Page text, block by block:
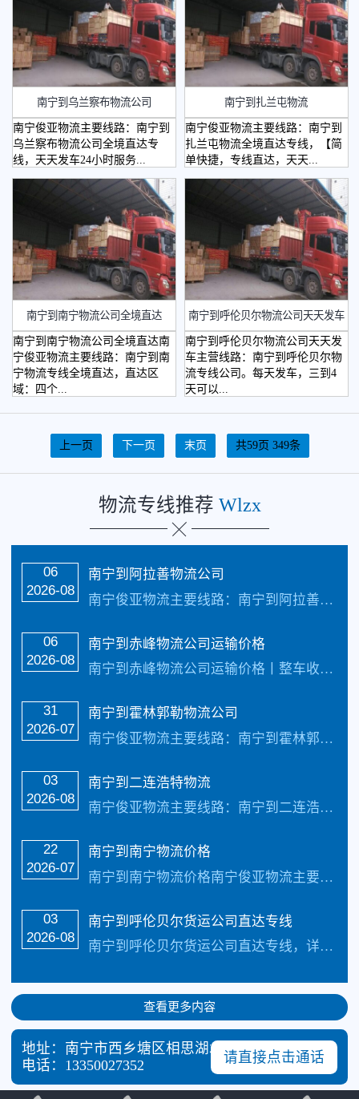
南宁到乌兰察布物流公司
南宁俊亚物流主要线路：南宁到
乌兰察布物流公司全境直达专
线，天天发车24小时服务...
南宁到扎兰屯物流
南宁俊亚物流主要线路：南宁到
扎兰屯物流全境直达专线，【简
单快捷，专线直达，天天...
​南宁到南宁物流公司全境直达
南宁到南宁物流公司全境直达南
宁俊亚物流主要线路：南宁到南
宁物流专线全境直达，直达区
域：四个...
​南宁到呼伦贝尔物流公司天天发车
南宁到呼伦贝尔物流公司天天发
车主营线路：南宁到呼伦贝尔物
流专线公司。每天发车，三到4
天可以...
上一页 下一页 末页 共59页 349条
物流专线推荐 Wlzx
06
2026-08
南宁到阿拉善物流公司
南宁俊亚物流主要线路：南宁到阿拉善物流公司全境直达专线，天天发车24小时服务热线电话：（133-5002-3601）2-3天可以安全把货物送货到以下地址：南宁市、包头市、乌海市、赤峰市、通辽市、鄂尔多斯市、呼伦贝尔市、巴彦淖尔市、乌兰察布市、兴安盟、锡林郭勒盟、阿拉善盟、霍林郭勒市、满洲里市、牙克石市、扎兰...…
06
2026-08
南宁到赤峰物流公司运输价格
南宁到赤峰物流公司运输价格丨整车收费报价南宁到赤峰物流专线公司的服务承接搬家及物流专线业务、货物仓储和暂存、中转、承接整车、零担业务、货物运输保险、商品打包，订做封闭、半封闭、纸箱包装、木箱包装、为个人和公司提供长途搬家业务、贵重物品、展会物资、易碎品软包装运输、办理如画报、彩画以及手工油画的包装运输业务 、普通、高级...…
31
2026-07
南宁到霍林郭勒物流公司
南宁俊亚物流主要线路：南宁到霍林郭勒物流公司全境直达专线，天天发车24小时服务热线电话：（133-5002-3601）2-3天可以安全把货物送货到以下地址：南宁市、包头市、乌海市、赤峰市、通辽市、鄂尔多斯市、呼伦贝尔市、巴彦淖尔市、乌兰察布市、兴安盟、锡林郭勒盟、阿拉善盟、霍林郭勒市、满洲里市、牙克石市、扎...…
03
2026-08
南宁到二连浩特物流
南宁俊亚物流主要线路：南宁到二连浩特物流全境直达专线，【简单快捷，专线直达，天天发车 】天天发车24小时服务热线电话：（133-5002-3601）2-3天可以安全把货物送货到以下地址：南宁市、包头市、乌海市、赤峰市、通辽市、鄂尔多斯市、呼伦贝尔市、巴彦淖尔市、乌兰察布市、兴安盟、锡林郭勒盟、阿拉善盟、霍林...…
22
2026-07
南宁到南宁物流价格
南宁到南宁物流价格南宁俊亚物流主要线路：南宁到南宁物流公司全境直达专线，天天发车24小时服务热线电话：（133-5002-3601）2-3天可以安全把货物送货到以下地址：四个区（回民区、玉泉区、新城区、赛罕区）、4县（托克托县、清水河县、武川县、和林格尔县）、1旗（土默特左旗）致力于打造最优质的南宁到南宁物流公司专线服...…
03
2026-08
​南宁到呼伦贝尔货运公司直达专线
南宁到呼伦贝尔货运公司直达专线，详细来电咨询133-5002-3601南宁南宁俊亚货运专线公司快运线路2-4天可以快速安全到达，我司还免费提供一下咨询：南宁到呼伦贝尔货运多少钱一吨,几天到?南宁到呼伦贝尔货运运费查询,报价表,南宁俊亚货运每天发车,专线直达,整车快运.南宁到呼伦贝尔货运专线报价专线名称泡货价格（体积立方...…
查看更多内容
请直接点击通话
地址：南宁市西乡塘区相思湖北路87号
电话： 13350027352